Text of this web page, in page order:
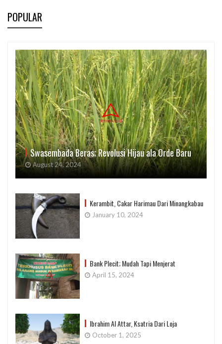
POPULAR
Swasembada Beras; Revolusi Hijau ala Orde Baru
August 24, 2024
Kerambit, Cakar Harimau Dari Minangkabau
January 10, 2024
Bank Plecit; Mudah Tapi Menjerat
April 15, 2024
Ibrahim Al Attar, Ksatria Dari Loja
October 1, 2025